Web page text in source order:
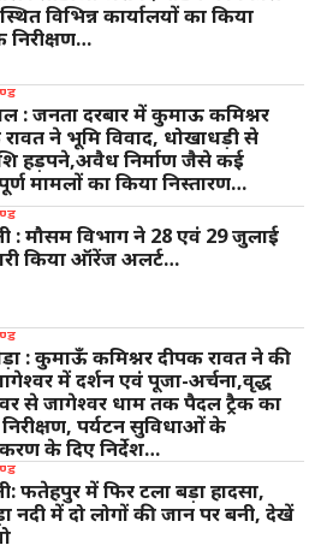
विभिन्न कार्यालयों का किया
: जनता दरबार में कुमाऊ कमिश्नर
ने भूमि विवाद, धोखाधड़ी से
हड़पने,अवैध निर्माण जैसे कई
मामलों का किया निस्तारण…
: मौसम विभाग ने 28 एवं 29 जुलाई
किया ऑरेंज अलर्ट…
: कुमाऊँ कमिश्नर दीपक रावत ने की
में दर्शन एवं पूजा-अर्चना,वृद्ध
से जागेश्वर धाम तक पैदल ट्रैक का
पर्यटन सुविधाओं के
के दिए निर्देश…
फतेहपुर में फिर टला बड़ा हादसा,
नदी में दो लोगों की जान पर बनी, देखें